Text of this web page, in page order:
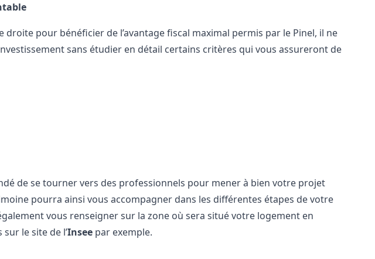
pour bénéficier de l’avantage fiscal maximal permis par le Pinel, il ne
sans étudier en détail certains critères qui vous assureront de
de se tourner vers des professionnels pour mener à bien votre projet
pourra ainsi vous accompagner dans les différentes étapes de votre
vous renseigner sur la zone où sera situé votre logement en
le site de l’Insee par exemple.